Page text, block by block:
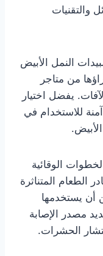
والتقنيات
النمل الأبيض
من متاجر
يفضل اختيار
للاستخدام في
الوقائية
الطعام المتناثرة
أن يستخدمها
مصدر الإصابة
الحشرات.